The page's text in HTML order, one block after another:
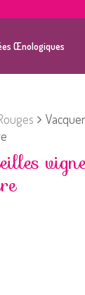
Œnologiques